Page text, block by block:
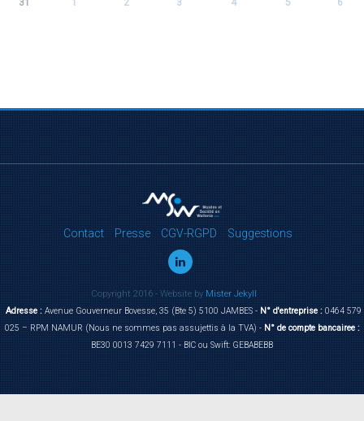
31 1 2 3 4 5 6
Contact Presse CGV-RGPD Suggestions
Copyright 2016 - Website byMister Jekyll
Adresse :Avenue Gouverneur Bovesse, 35 (Bte 5) 5100 JAMBES -N° d'entreprise :0464 579
025 – RPM NAMUR (Nous ne sommes pas assujettis à la TVA) -N° de compte bancairee :
BE30 0013 7429 7111 - BIC ou Swift: GEBABEBB